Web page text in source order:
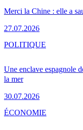
Merci la Chine : elle a
27.07.2026
Une enclave espagnole
la mer
30.07.2026
POLITIQUE
ÉCONOMIE